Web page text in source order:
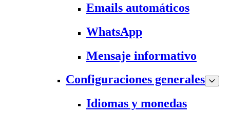
Emails automáticos
WhatsApp
Mensaje informativo
Configuraciones generales
Idiomas y monedas